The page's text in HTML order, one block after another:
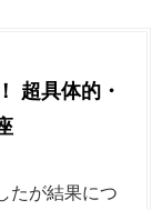
超具体的・
たが結果につ